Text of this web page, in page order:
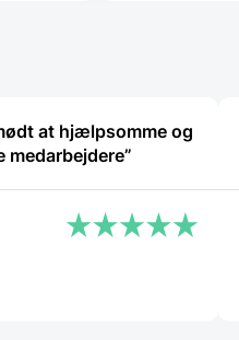
at hjælpsomme og
medarbejdere”